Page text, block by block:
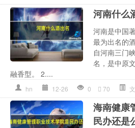
河南什么
河南是中国
最为出名的
自河南三门
名，是中原
融香型。 2....
hn 12-26 0 70
海南健康
民办还是